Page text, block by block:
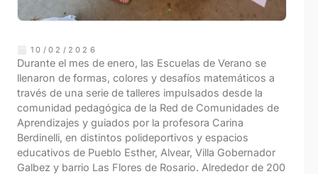
10/02/2026
Durante el mes de enero, las Escuelas de Verano se
llenaron de formas, colores y desafíos matemáticos a
través de una serie de talleres impulsados desde la
comunidad pedagógica de la Red de Comunidades de
Aprendizajes y guiados por la profesora Carina
Berdinelli, en distintos polideportivos y espacios
educativos de Pueblo Esther, Alvear, Villa Gobernador
Galbez y barrio Las Flores de Rosario. Alrededor de 200